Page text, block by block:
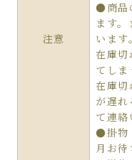
注意
●商品
ます
います。
在庫切
てしま
在庫切
が遅れ
て連絡
●掛物
月お待